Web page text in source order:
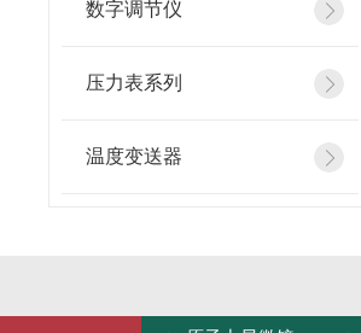
数字调节仪
压力表系列
温度变送器